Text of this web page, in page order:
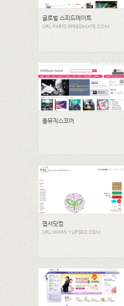
글로벌 스피드메이트
URL.PARTS.SPEEDMATE.COM
올뮤직스코어
엽서닷컴
URL.WWW.YUPSEO.COM